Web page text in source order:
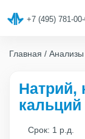
+7 (495) 781-
Главная Анализы
Натрий,
Срок: 1 р.д.